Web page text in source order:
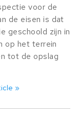
voor de
de eisen is dat
geschoold zijn in
op het terrein
tot de opslag
»